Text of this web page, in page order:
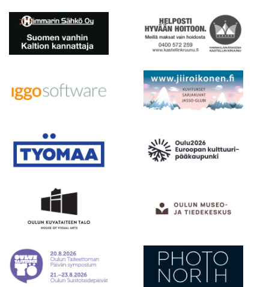
Kirjat
In English
Esitystaide
Lehdet
1/2026
Lehtiarkisto
Tilaus ja irtonumerot
Yhteistyössä